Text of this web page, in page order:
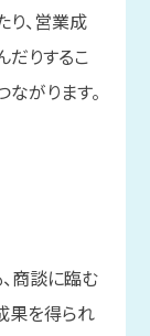
り、営業成
りするこ
がります。
商談に臨む
果を得られ